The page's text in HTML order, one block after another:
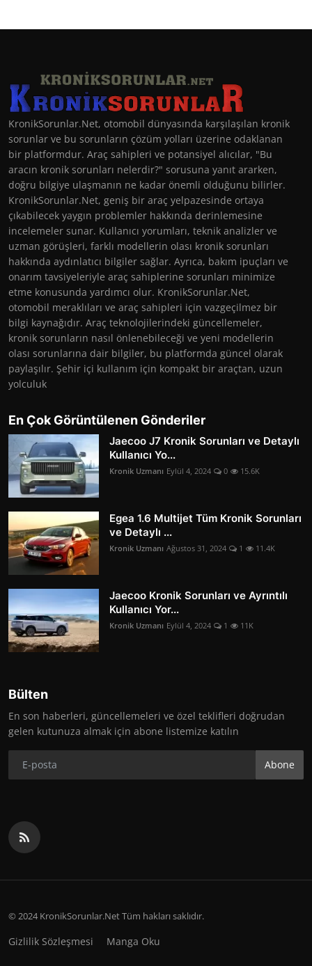
KronikSorunlar.Net, otomobil dünyasında karşılaşılan kronik
sorunlar ve bu sorunların çözüm yolları üzerine odaklanan
bir platformdur. Araç sahipleri ve potansiyel alıcılar, "Bu
aracın kronik sorunları nelerdir?" sorusuna yanıt ararken,
doğru bilgiye ulaşmanın ne kadar önemli olduğunu bilirler.
KronikSorunlar.Net, geniş bir araç yelpazesinde ortaya
çıkabilecek yaygın problemler hakkında derinlemesine
incelemeler sunar. Kullanıcı yorumları, teknik analizler ve
uzman görüşleri, farklı modellerin olası kronik sorunları
hakkında aydınlatıcı bilgiler sağlar. Ayrıca, bakım ipuçları ve
onarım tavsiyeleriyle araç sahiplerine sorunları minimize
etme konusunda yardımcı olur. KronikSorunlar.Net,
otomobil meraklıları ve araç sahipleri için vazgeçilmez bir
bilgi kaynağıdır. Araç teknolojilerindeki güncellemeler,
kronik sorunların nasıl önlenebileceği ve yeni modellerin
olası sorunlarına dair bilgiler, bu platformda güncel olarak
paylaşılır. Şehir içi kullanım için kompakt bir araçtan, uzun
yolculuk
En Çok Görüntülenen Gönderiler
Jaecoo J7 Kronik Sorunları ve Detaylı
Kullanıcı Yo...
Kronik Uzmanı Eylül 4, 2024 0 15.6K
Egea 1.6 Multijet Tüm Kronik Sorunları
ve Detaylı ...
Kronik Uzmanı Ağustos 31, 2024 1 11.4K
Jaecoo Kronik Sorunları ve Ayrıntılı
Kullanıcı Yor...
Kronik Uzmanı Eylül 4, 2024 1 11K
Bülten
En son haberleri, güncellemeleri ve özel teklifleri doğrudan
gelen kutunuza almak için abone listemize katılın
Abone
© 2024 KronikSorunlar.Net Tüm hakları saklıdır.
Gizlilik Sözleşmesi Manga Oku